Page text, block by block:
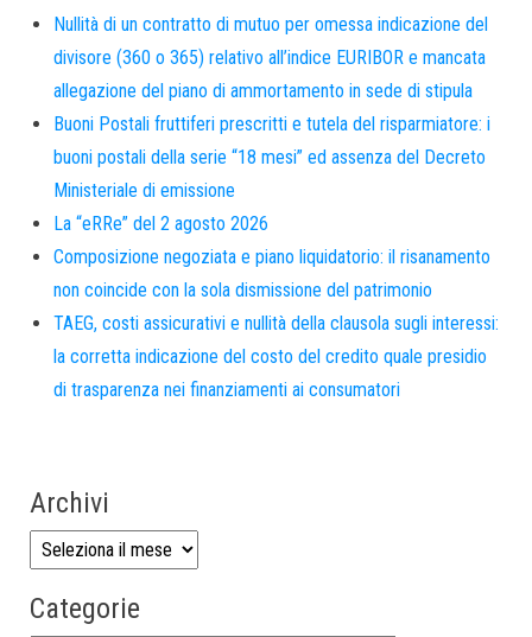
Nullità di un contratto di mutuo per omessa indicazione del
divisore (360 o 365) relativo all’indice EURIBOR e mancata
allegazione del piano di ammortamento in sede di stipula
Buoni Postali fruttiferi prescritti e tutela del risparmiatore: i
buoni postali della serie “18 mesi” ed assenza del Decreto
Ministeriale di emissione
La “eRRe” del 2 agosto 2026
Composizione negoziata e piano liquidatorio: il risanamento
non coincide con la sola dismissione del patrimonio
TAEG, costi assicurativi e nullità della clausola sugli interessi:
la corretta indicazione del costo del credito quale presidio
di trasparenza nei finanziamenti ai consumatori
Archivi
Categorie